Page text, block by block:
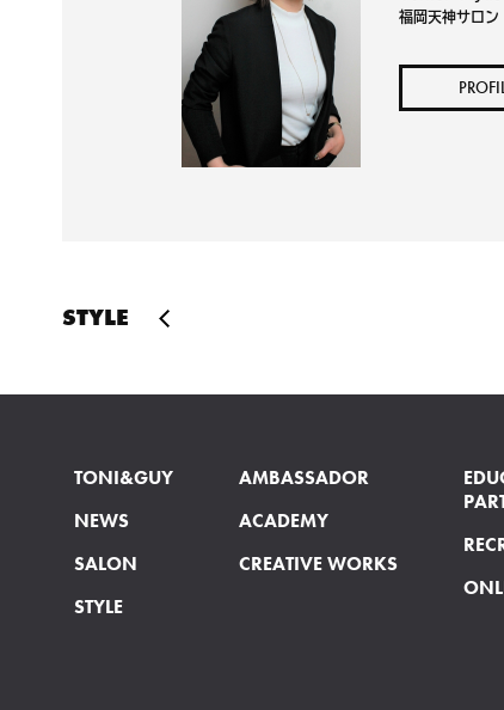
福岡天神サロン
STYLE
TONI&GUY
NEWS
SALON
STYLE
AMBASSADOR
ACADEMY
CREATIVE WORKS